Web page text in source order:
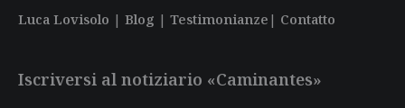
Luca Lovisolo | Blog | Testimonianze | Contatto
Iscriversi al notiziario «Caminantes»